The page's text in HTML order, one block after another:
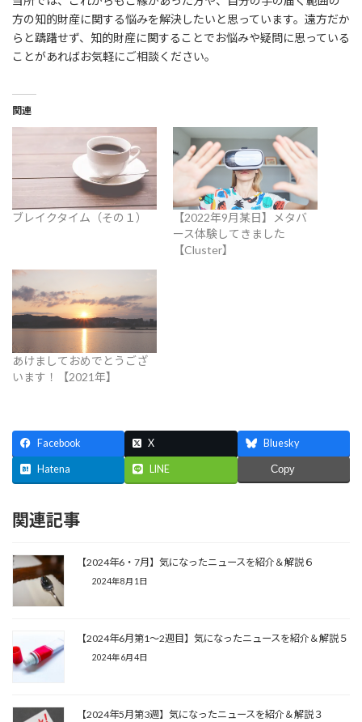
方の知的財産に関する悩みを解決したいと思っています。遠方だか
らと躊躇せず、知的財産に関することでお悩みや疑問に思っている
ことがあればお気軽にご相談ください。
関連
ブレイクタイム（その１）
【2022年9月某日】メタバ
ース体験してきました
【Cluster】
あけましておめでとうござ
います！【2021年】
Facebook X Bluesky
Hatena LINE Copy
関連記事
【2024年6・7月】気になったニュースを紹介＆解説６
2024年8月1日
【2024年6月第1～2週目】気になったニュースを紹介＆解説５
2024年6月4日
【2024年5月第3週】気になったニュースを紹介＆解説３